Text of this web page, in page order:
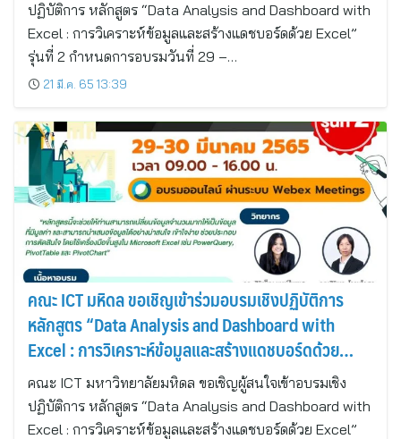
ปฏิบัติการ หลักสูตร “Data Analysis and Dashboard with
Excel : การวิเคราะห์ข้อมูลและสร้างแดชบอร์ดด้วย Excel”
รุ่นที่ 2 กำหนดการอบรมวันที่ 29 –…
21 มี.ค. 65 13:39
คณะ ICT มหิดล ขอเชิญเข้าร่วมอบรมเชิงปฏิบัติการ
หลักสูตร “Data Analysis and Dashboard with
Excel : การวิเคราะห์ข้อมูลและสร้างแดชบอร์ดด้วย
Excel” รุ่นที่ 2 (Online)
คณะ ICT มหาวิทยาลัยมหิดล ขอเชิญผู้สนใจเข้าอบรมเชิง
ปฏิบัติการ หลักสูตร “Data Analysis and Dashboard with
Excel : การวิเคราะห์ข้อมูลและสร้างแดชบอร์ดด้วย Excel”